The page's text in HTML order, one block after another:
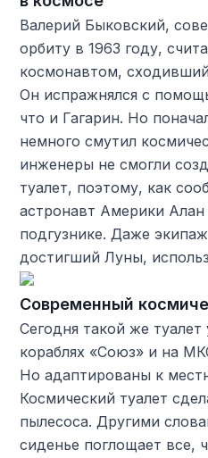
Валерий Быковский,
орбиту в 1963 году,
космонавтом,
Он испражнялся с
что и Гагарин. Но
немного смутил
инженеры не смогли
туалет, поэтому, как
астронавт Америки
подгузнике. Даже
достигший Луны,
Современный
Сегодня такой же туалет
кораблях «Союз» и на
Но адаптированы к
Космический туалет
пылесоса. Другими
сиденье поглощает все,